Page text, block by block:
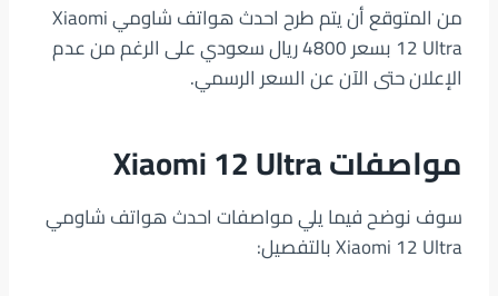
من المتوقع أن يتم طرح احدث هواتف شاومي Xiaomi
12 Ultra بسعر 4800 ريال سعودي على الرغم من عدم
الإعلان حتى الآن عن السعر الرسمي.
مواصفات Xiaomi 12 Ultra
سوف نوضح فيما يلي مواصفات احدث هواتف شاومي
Xiaomi 12 Ultra بالتفصيل: